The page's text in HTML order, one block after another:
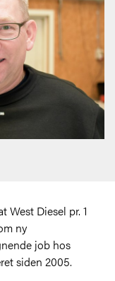
West Diesel pr. 1
ny
job hos
siden 2005.